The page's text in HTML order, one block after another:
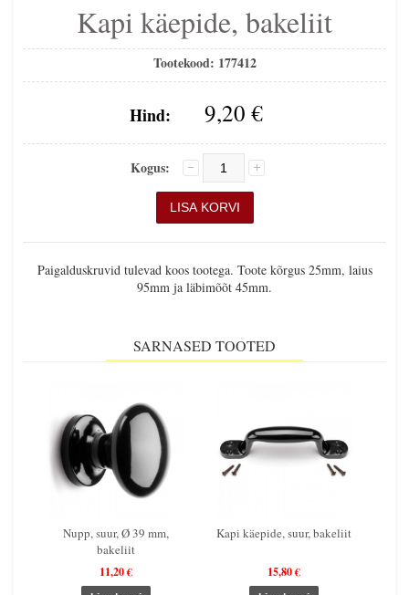
Kapi käepide, bakeliit
Tootekood: 177412
Hind: 9,20 €
Kogus:
Paigalduskruvid tulevad koos tootega. Toote kõrgus 25mm, laius
95mm ja läbimõõt 45mm.
SARNASED TOOTED
Nupp, suur, Ø 39 mm,
bakeliit
11,20 €
Kapi käepide, suur, bakeliit
15,80 €